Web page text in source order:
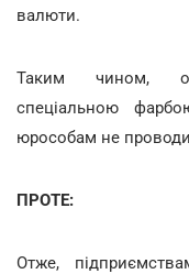
валюти.
Таким чином,
спеціальною
юрособам не
ПРОТЕ:
Отже,